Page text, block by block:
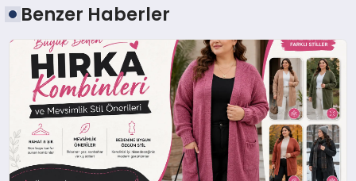
Benzer Haberler